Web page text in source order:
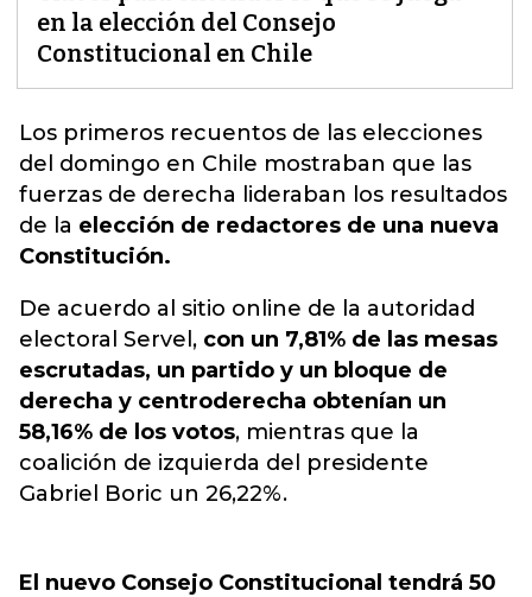
en la elección del Consejo
Constitucional en Chile
Los primeros recuentos de las elecciones
del domingo en Chile mostraban que las
fuerzas de derecha lideraban los resultados
de la elección de redactores de una nueva
Constitución.
De acuerdo al sitio online de la autoridad
electoral Servel, con un 7,81% de las mesas
escrutadas, un partido y un bloque de
derecha y centroderecha obtenían un
58,16% de los votos, mientras que la
coalición de izquierda del presidente
Gabriel Boric un 26,22%.
El nuevo Consejo Constitucional tendrá 50